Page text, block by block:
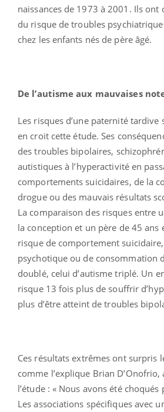
naissances de 1973 à 2001. Ils ont
du risque de troubles
chez les enfants nés de père âgé.
De l’autisme aux mauvaises
Les risques d’une paternité tardive
en croit cette étude. Ses
des troubles bipolaires,
autistiques à l’hyperactivité en
comportements suicidaires, de la
drogue ou des mauvais résultats
La comparaison des risques entre
la conception et un père de 45 ans
risque de comportement
psychotique ou de consommation
doublé, celui d’autisme triplé. Un
risque 13 fois plus de souffrir
plus d’être atteint de troubles
Ces résultats extrêmes ont surpris
comme l’explique Brian
l’étude : « Nous avons été choqués
Les associations spécifiques avec